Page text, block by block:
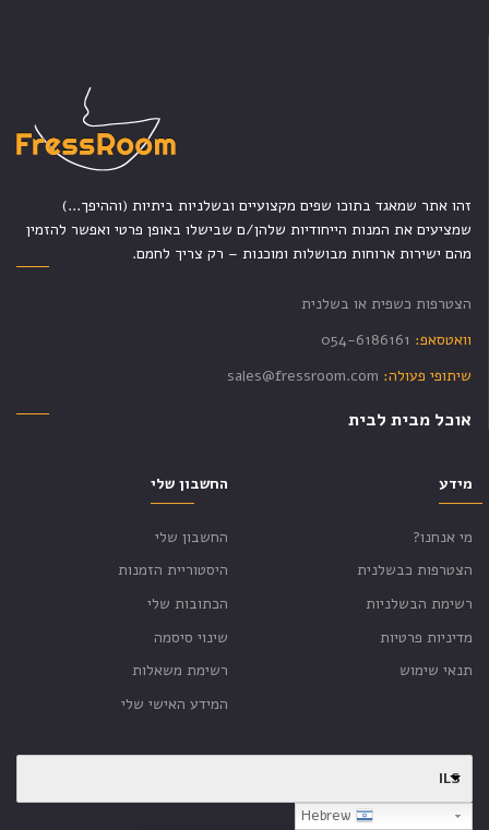
זהו אתר שמאגד בתוכו שפים מקצועיים ובשלניות ביתיות (וההיפך...)
שמציעים את המנות הייחודיות שלהן/ם שבישלו באופן פרטי ואפשר להזמין
מהם ישירות ארוחות מבושלות ומוכנות – רק צריך לחמם.
הצטרפות כשפית או בשלנית
וואטסאפ: 054-6186161
שיתופי פעולה: sales@fressroom.com
אוכל מבית לבית
החשבון שלי
החשבון שלי
היסטוריית הזמנות
הכתובות שלי
שינוי סיסמה
רשימת משאלות
המידע האישי שלי
מידע
מי אנחנו?
הצטרפות כבשלנית
רשימת הבשלניות
מדיניות פרטיות
תנאי שימוש
ILS